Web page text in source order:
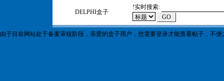
DELPHI盒子
!实时搜索:
由于目前网站处于备案审核阶段，亲爱的盒子用户，您需要登录才能查看帖子，不